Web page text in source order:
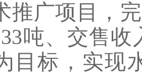
推广项目，
吨、交售收
目标，实现